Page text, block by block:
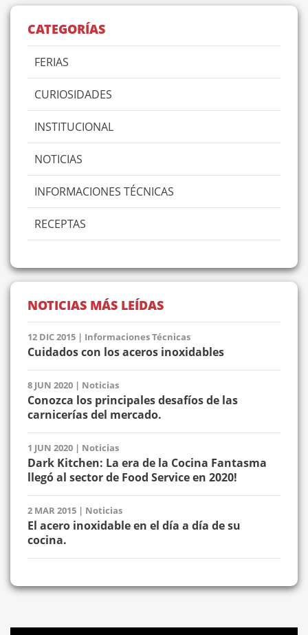
CATEGORÍAS
FERIAS
CURIOSIDADES
INSTITUCIONAL
NOTICIAS
INFORMACIONES TÉCNICAS
RECEPTAS
NOTICIAS MÁS LEÍDAS
12 DIC 2015 | Informaciones Técnicas
Cuidados con los aceros inoxidables
8 JUN 2020 | Noticias
Conozca los principales desafíos de las
carnicerías del mercado.
1 JUN 2020 | Noticias
Dark Kitchen: La era de la Cocina Fantasma
llegó al sector de Food Service en 2020!
2 MAR 2015 | Noticias
El acero inoxidable en el día a día de su
cocina.